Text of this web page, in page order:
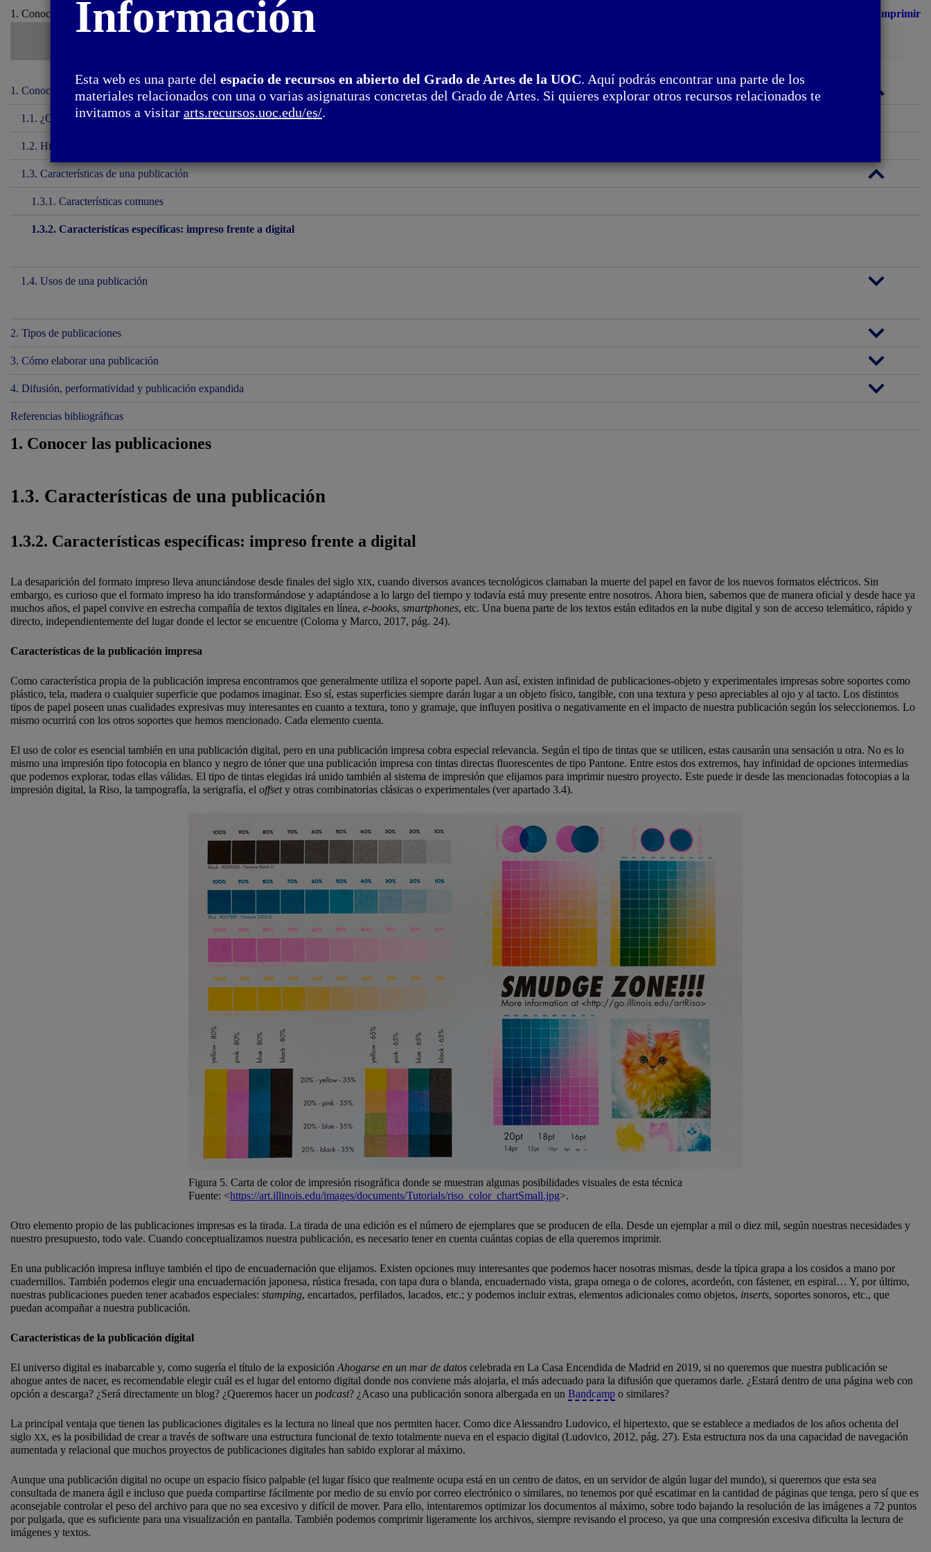
1. Conocer las publicaciones / 1.3. Características de una publicación
Imprimir
1. Conocer las publicaciones
1.1. ¿Qué son las publicaciones?
1.2. Historia breve de las publicaciones
1.3. Características de una publicación
1.3.1. Características comunes
1.3.2. Características específicas: impreso frente a digital
1.4. Usos de una publicación
2. Tipos de publicaciones
3. Cómo elaborar una publicación
4. Difusión, performatividad y publicación expandida
Referencias bibliográficas
1. Conocer las publicaciones
1.3. Características de una publicación
1.3.2. Características específicas: impreso frente a digital
La desaparición del formato impreso lleva anunciándose desde finales del siglo XIX, cuando diversos avances tecnológicos clamaban la muerte del papel en favor de los nuevos formatos eléctricos. Sin
embargo, es curioso que el formato impreso ha ido transformándose y adaptándose a lo largo del tiempo y todavía está muy presente entre nosotros. Ahora bien, sabemos que de manera oficial y desde hace ya
muchos años, el papel convive en estrecha compañía de textos digitales en línea, e-books, smartphones, etc. Una buena parte de los textos están editados en la nube digital y son de acceso telemático, rápido y
directo, independientemente del lugar donde el lector se encuentre (Coloma y Marco, 2017, pág. 24).
Características de la publicación impresa
Como característica propia de la publicación impresa encontramos que generalmente utiliza el soporte papel. Aun así, existen infinidad de publicaciones-objeto y experimentales impresas sobre soportes como
plástico, tela, madera o cualquier superficie que podamos imaginar. Eso sí, estas superficies siempre darán lugar a un objeto físico, tangible, con una textura y peso apreciables al ojo y al tacto. Los distintos
tipos de papel poseen unas cualidades expresivas muy interesantes en cuanto a textura, tono y gramaje, que influyen positiva o negativamente en el impacto de nuestra publicación según los seleccionemos. Lo
mismo ocurrirá con los otros soportes que hemos mencionado. Cada elemento cuenta.
El uso de color es esencial también en una publicación digital, pero en una publicación impresa cobra especial relevancia. Según el tipo de tintas que se utilicen, estas causarán una sensación u otra. No es lo
mismo una impresión tipo fotocopia en blanco y negro de tóner que una publicación impresa con tintas directas fluorescentes de tipo Pantone. Entre estos dos extremos, hay infinidad de opciones intermedias
que podemos explorar, todas ellas válidas. El tipo de tintas elegidas irá unido también al sistema de impresión que elijamos para imprimir nuestro proyecto. Este puede ir desde las mencionadas fotocopias a la
impresión digital, la Riso, la tampografía, la serigrafía, el offsety otras combinatorias clásicas o experimentales (ver apartado 3.4).
Figura 5. Carta de color de impresión risográfica donde se muestran algunas posibilidades visuales de esta técnica
Fuente: <https://art.illinois.edu/images/documents/Tutorials/riso_color_chartSmall.jpg>.
Otro elemento propio de las publicaciones impresas es la tirada. La tirada de una edición es el número de ejemplares que se producen de ella. Desde un ejemplar a mil o diez mil, según nuestras necesidades y
nuestro presupuesto, todo vale. Cuando conceptualizamos nuestra publicación, es necesario tener en cuenta cuántas copias de ella queremos imprimir.
En una publicación impresa influye también el tipo de encuadernación que elijamos. Existen opciones muy interesantes que podemos hacer nosotras mismas, desde la típica grapa a los cosidos a mano por
cuadernillos. También podemos elegir una encuadernación japonesa, rústica fresada, con tapa dura o blanda, encuadernado vista, grapa omega o de colores, acordeón, con fástener, en espiral… Y, por último,
nuestras publicaciones pueden tener acabados especiales: stamping, encartados, perfilados, lacados, etc.; y podemos incluir extras, elementos adicionales como objetos, inserts, soportes sonoros, etc., que
puedan acompañar a nuestra publicación.
Características de la publicación digital
El universo digital es inabarcable y, como sugería el título de la exposición Ahogarse en un mar de datos celebrada en La Casa Encendida de Madrid en 2019, si no queremos que nuestra publicación se
ahogue antes de nacer, es recomendable elegir cuál es el lugar del entorno digital donde nos conviene más alojarla, el más adecuado para la difusión que queramos darle. ¿Estará dentro de una página web con
opción a descarga? ¿Será directamente un blog? ¿Queremos hacer un podcast? ¿Acaso una publicación sonora albergada en un Bandcamp o similares?
La principal ventaja que tienen las publicaciones digitales es la lectura no lineal que nos permiten hacer. Como dice Alessandro Ludovico, el hipertexto, que se establece a mediados de los años ochenta del
siglo XX, es la posibilidad de crear a través de software una estructura funcional de texto totalmente nueva en el espacio digital (Ludovico, 2012, pág. 27). Esta estructura nos da una capacidad de navegación
aumentada y relacional que muchos proyectos de publicaciones digitales han sabido explorar al máximo.
Aunque una publicación digital no ocupe un espacio físico palpable (el lugar físico que realmente ocupa está en un centro de datos, en un servidor de algún lugar del mundo), si queremos que esta sea
consultada de manera ágil e incluso que pueda compartirse fácilmente por medio de su envío por correo electrónico o similares, no tenemos por qué escatimar en la cantidad de páginas que tenga, pero sí que es
aconsejable controlar el peso del archivo para que no sea excesivo y difícil de mover. Para ello, intentaremos optimizar los documentos al máximo, sobre todo bajando la resolución de las imágenes a 72 puntos
por pulgada, que es suficiente para una visualización en pantalla. También podemos comprimir ligeramente los archivos, siempre revisando el proceso, ya que una compresión excesiva dificulta la lectura de
imágenes y textos.
Información
Esta web es una parte del espacio de recursos en abierto del Grado de Artes de la UOC. Aquí podrás encontrar una parte de los
materiales relacionados con una o varias asignaturas concretas del Grado de Artes. Si quieres explorar otros recursos relacionados te
invitamos a visitar arts.recursos.uoc.edu/es/.